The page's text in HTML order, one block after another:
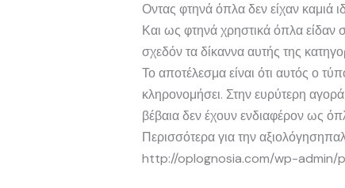
Οντας φτηνά όπλα δεν είχαν καμιά
Και ως φτηνά χρηστικά όπλα είδαν
σχεδόν τα δίκαννα αυτής της
Το αποτέλεσμα είναι ότι αυτός ο
κληρονομήσει. Στην ευρύτερη
βέβαια δεν έχουν ενδιαφέρον ως
Περισσότερα για την
http://oplognosia.com/wp-admin/